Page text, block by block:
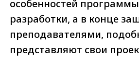
особенностей
разработки, а в конце
преподавателями,
представляют свои